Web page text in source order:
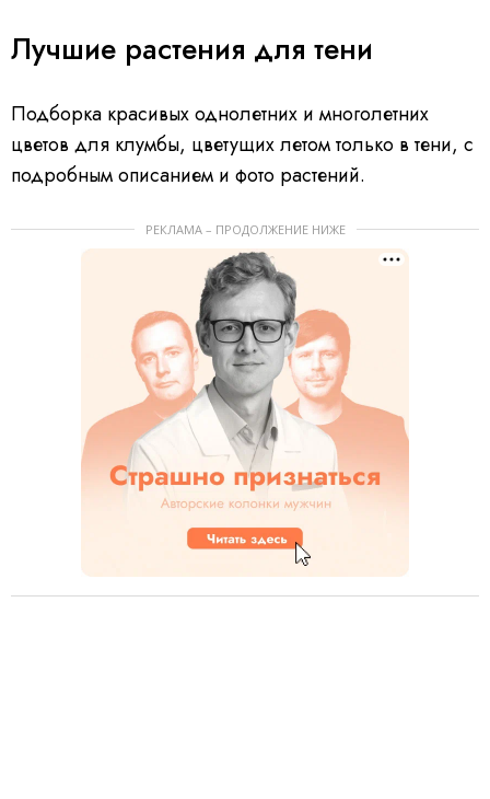
Лучшие растения для тени
Подборка красивых однолетних и многолетних
цветов для клумбы, цветущих летом только в тени, с
подробным описанием и фото растений.
РЕКЛАМА – ПРОДОЛЖЕНИЕ НИЖЕ